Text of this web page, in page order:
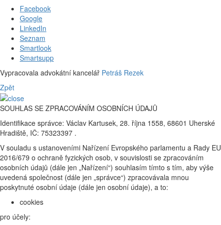
Facebook
Google
LinkedIn
Seznam
Smartlook
Smartsupp
Vypracovala advokátní kancelář Petráš Rezek
Zpět
SOUHLAS SE ZPRACOVÁNÍM OSOBNÍCH ÚDAJŮ
Identifikace správce: Václav Kartusek, 28. října 1558, 68601 Uherské
Hradiště, IČ: 75323397 .
V souladu s ustanoveními Nařízení Evropského parlamentu a Rady EU
2016/679 o ochraně fyzických osob, v souvislosti se zpracováním
osobních údajů (dále jen „Nařízení“) souhlasím tímto s tím, aby výše
uvedená společnost (dále jen „správce“) zpracovávala mnou
poskytnuté osobní údaje (dále jen osobní údaje), a to:
cookies
pro účely: